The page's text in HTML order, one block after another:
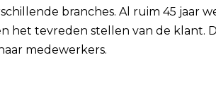
branches. Al ruim 45 jaar
het tevreden stellen van de klant.
medewerkers.